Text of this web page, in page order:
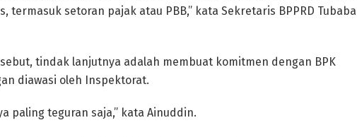
setoran pajak atau PBB,” kata Sekretaris BPPRD Tubaba
tindak lanjutnya adalah membuat komitmen dengan BPK
diawasi oleh Inspektorat.
paling teguran saja,” kata Ainuddin.